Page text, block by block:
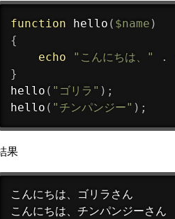
function hello ( $name )
{
echo
"こんにちは、" .
}
hello ( "ゴリラ" ) ;
hello ( "チンパンジー" ) ;
果
こんにちは、ゴリラさん
こんにちは、チンパンジーさん